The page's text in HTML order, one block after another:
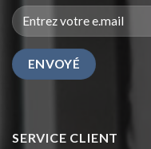
SERVICE CLIENT